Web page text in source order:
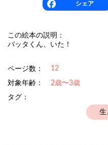
シェア
この絵本の説明：
バッタくん、いた！
ページ数： 12
対象年齢：
2歳〜3歳
タグ：
生